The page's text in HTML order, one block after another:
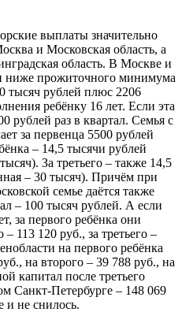
выплаты значительно
и Московская область, а
область. В Москве и
ниже прожиточного минимума
тысяч рублей плюс 2206
ребёнку 16 лет. Если эта
рублей раз в квартал. Семья с
за первенца 5500 рублей
– 14,5 тысячи рублей
За третьего – также 14,5
– 30 тысяч). Причём при
семье даётся также
– 100 тысяч рублей. А если
за первого ребёнка они
113 120 руб., за третьего –
на первого ребёнка
на второго – 39 788 руб., на
капитал после третьего
Санкт-Петербурге – 148 069
и не снилось.